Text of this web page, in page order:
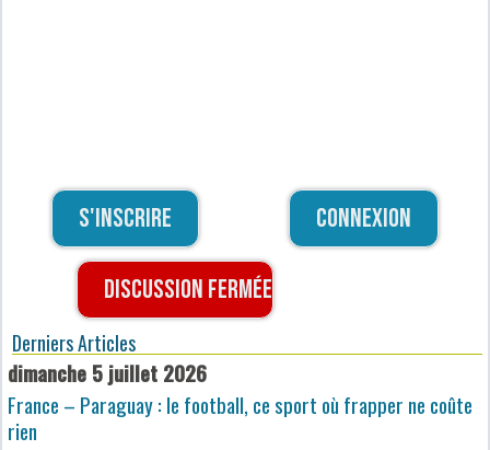
S'inscrire Connexion
Discussion fermée
Derniers Articles
dimanche 5 juillet 2026
France – Paraguay : le football, ce sport où frapper ne coûte
rien